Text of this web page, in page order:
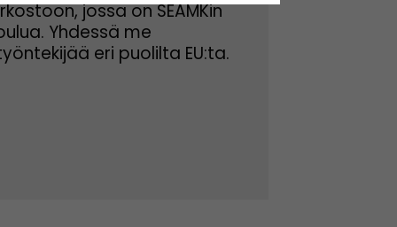
jossa on SEAMKin
Yhdessä me
eri puolilta EU:ta.